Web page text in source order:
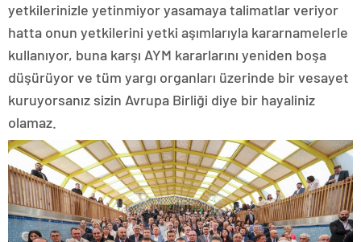
yetkilerinizle yetinmiyor yasamaya talimatlar veriyor
hatta onun yetkilerini yetki aşımlarıyla kararnamelerle
kullanıyor, buna karşı AYM kararlarını yeniden boşa
düşürüyor ve tüm yargı organları üzerinde bir vesayet
kuruyorsanız sizin Avrupa Birliği diye bir hayaliniz
olamaz.